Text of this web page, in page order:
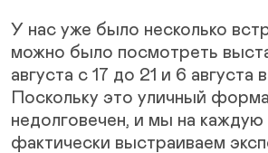
У нас уже было несколько
можно было посмотреть
августа с 17 до 21 и 6 августа
Поскольку это уличный
недолговечен, и мы на каждую
фактически выстраиваем